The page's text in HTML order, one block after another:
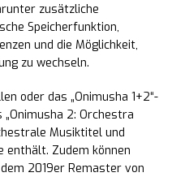
zusätzliche
Speicherfunktion,
und die Möglichkeit,
zu wechseln.
oder das „Onimusha 1+2“-
2: Orchestra
Musiktitel und
enthält. Zudem können
2019er Remaster von